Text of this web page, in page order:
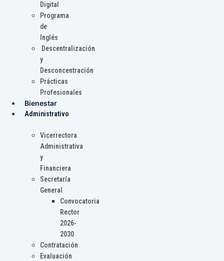
Digital
Programa
de
Inglés
Descentralización
y
Desconcentración
Prácticas
Profesionales
Bienestar
Administrativo
Vicerrectora
Administrativa
y
Financiera
Secretaría
General
Convocatoria
Rector
2026-
2030
Contratación
Evaluación